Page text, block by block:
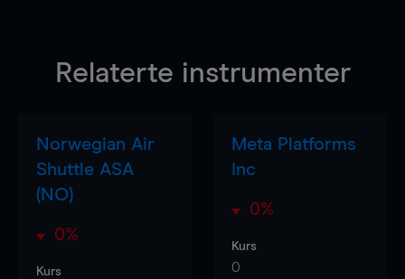
Relaterte instrumenter
Norwegian Air
Shuttle ASA
(NO)
0%
Kurs
Meta Platforms
Inc
0%
Kurs
0